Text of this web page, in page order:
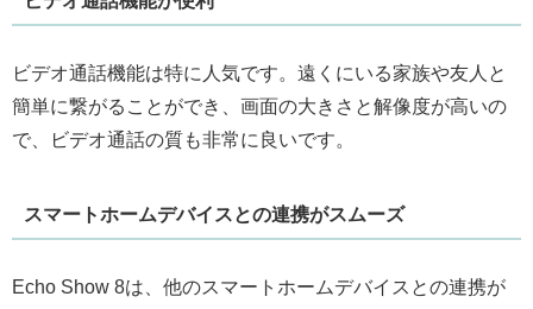
ビデオ通話機能は特に人気です。遠くにいる家族や友人と
簡単に繋がることができ、画面の大きさと解像度が高いの
で、ビデオ通話の質も非常に良いです。
スマートホームデバイスとの連携がスムーズ
Echo Show 8は、他のスマートホームデバイスとの連携が